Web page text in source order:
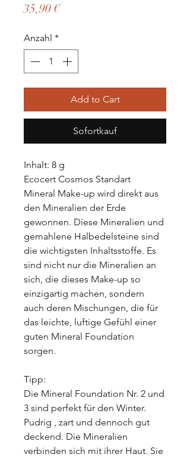
35,90 €Preis
Anzahl *
Add to Cart
Sofortkauf
Inhalt: 8 g
Ecocert Cosmos Standart
Mineral Make-up wird direkt aus
den Mineralien der Erde
gewonnen. Diese Mineralien und
gemahlene Halbedelsteine sind
die wichtigsten Inhaltsstoffe. Es
sind nicht nur die Mineralien an
sich, die dieses Make-up so
einzigartig machen, sondern
auch deren Mischungen, die für
das leichte, luftige Gefühl einer
guten Mineral Foundation
sorgen.
Tipp:
Die Mineral Foundation Nr. 2 und
3 sind perfekt für den Winter.
Pudrig , zart und dennoch gut
deckend. Die Mineralien
verbinden sich mit ihrer Haut. Sie